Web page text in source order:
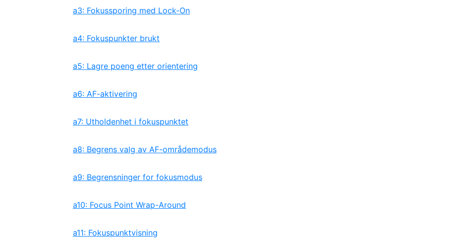
a3: Fokussporing med Lock-On
a4: Fokuspunkter brukt
a5: Lagre poeng etter orientering
a6: AF-aktivering
a7: Utholdenhet i fokuspunktet
a8: Begrens valg av AF-områdemodus
a9: Begrensninger for fokusmodus
a10: Focus Point Wrap-Around
a11: Fokuspunktvisning